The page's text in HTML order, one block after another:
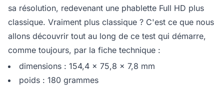
sa résolution, redevenant une phablette Full HD plus
classique. Vraiment plus classique ? C'est ce que nous
allons découvrir tout au long de ce test qui démarre,
comme toujours, par la fiche technique :
dimensions : 154,4 x 75,8 x 7,8 mm
poids : 180 grammes